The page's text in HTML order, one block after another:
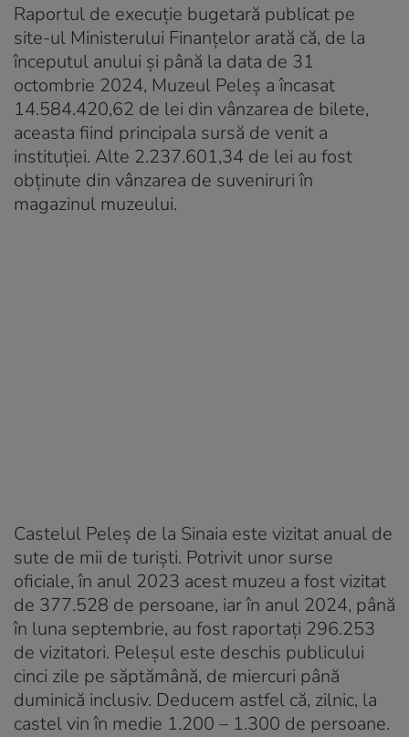
Raportul de execuție bugetară publicat pe
site-ul Ministerului Finanțelor arată că, de la
începutul anului și până la data de 31
octombrie 2024, Muzeul Peleș a încasat
14.584.420,62 de lei din vânzarea de bilete,
aceasta fiind principala sursă de venit a
instituției. Alte 2.237.601,34 de lei au fost
obținute din vânzarea de suveniruri în
magazinul muzeului.
Castelul Peleș de la Sinaia este vizitat anual de
sute de mii de turiști. Potrivit unor surse
oficiale, în anul 2023 acest muzeu a fost vizitat
de 377.528 de persoane, iar în anul 2024, până
în luna septembrie, au fost raportați 296.253
de vizitatori. Peleșul este deschis publicului
cinci zile pe săptămână, de miercuri până
duminică inclusiv. Deducem astfel că, zilnic, la
castel vin în medie 1.200 – 1.300 de persoane.